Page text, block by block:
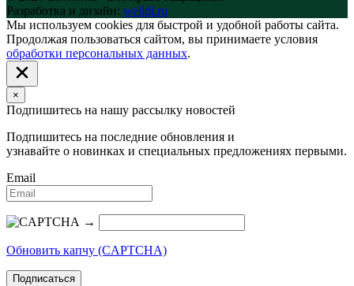
Разработка и дизайн: welldi.ru
Мы используем cookies для быстрой и удобной работы сайта.
Продолжая пользоваться сайтом, вы принимаете условия
обработки персональных данных.
×
Подпишитесь на нашу рассылку новостей
Подпишитесь на последние обновления и
узнавайте о новинках и специальных предложениях первыми.
Email
→
Обновить капчу (CAPTCHA)
Подписаться